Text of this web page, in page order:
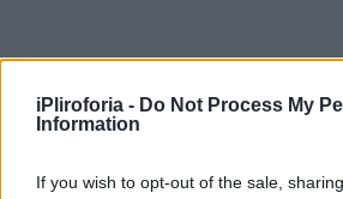
iPliroforia - Do Not Process My
Information
If you wish to opt-out of the sale,
ΟΓιώργος Μαζωνάκης, που
συνεχίζει να μοιράζεται